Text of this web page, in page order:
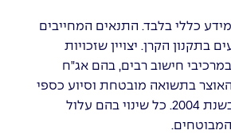
מידע כללי בלבד. התנאים המחייבים
בתקנון הקרן. יצויין שזכויות
חישוב רבים, בהם אג"ח
בתשואה מובטחת וסיוע כספי
של האוצר שהחל בשנת 2004. כל שינוי בהם עלול